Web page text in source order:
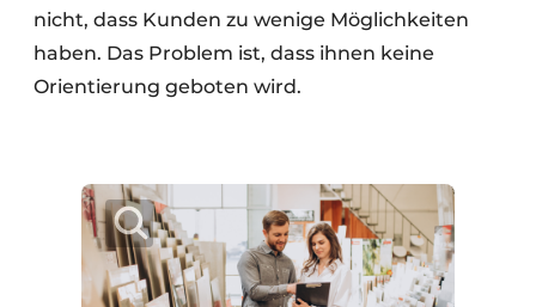
nicht, dass Kunden zu wenige Möglichkeiten
haben. Das Problem ist, dass ihnen keine
Orientierung geboten wird.